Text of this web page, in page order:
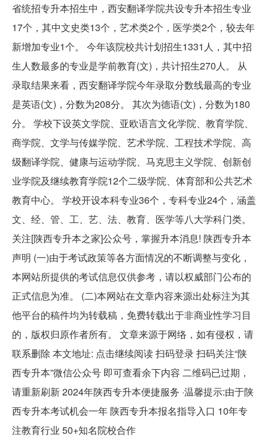
省统招专升本招生中，西安翻译学院共设专升本招生专业
17个，其中文史类13个，艺术类2个，医学类2个，较去年
新增加专业1个。 今年该院校共计划招生1331人，其中招
生人数最多的专业是学前教育(文)，共计招生270人。 从
录取结果来看，西安翻译学院今年录取分数线最高的专业
是英语(文)，分数为208分。 其次为德语(文)，分数为180
分。 学校下设英文学院、亚欧语言文化学院、教育学院、
商学院、文学与传媒学院、艺术学院、工程技术学院、高
级翻译学院、健康与运动学院、马克思主义学院、创新创
业学院及继续教育学院12个二级学院、体育部和公共艺术
教育中心。 学校开设本科专业36个，专科专业24个，涵盖
文、经、管、工、艺、法、教育、医学等八大学科门类。
关注[陕西专升本之家]公众号，掌握升本消息! 陕西专升本
声明 (一)由于考试政策等各方面情况的不断调整与变化，
本网站所提供的考试信息仅供参考，请以权威部门公布的
正式信息为准。 (二)本网站在文章内容来源出处标注为其
他平台的稿件均为转载稿，免费转载出于非商业性学习目
的，版权归原作者所有。 文章来源于网络，如有侵权，请
联系删除 本文地址: 点击继续阅读 扫码登录 扫码关注“陕
西专升本”微信公众号 即可查看余下内容 二维码已过期，
请重新刷新 2024年陕西专升本便捷服务 ·温馨提示:由于陕
西专升本考试机会一年 陕西专升本报名指导入口 10年专
注教育行业 50+知名院校合作